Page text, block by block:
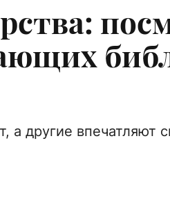
а другие впечатляют